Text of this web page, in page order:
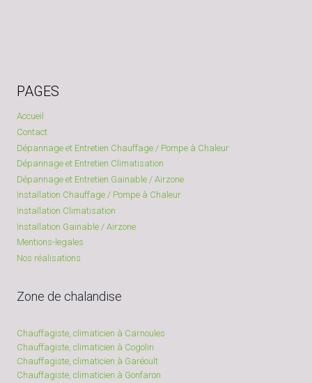
PAGES
Accueil
Contact
Dépannage et Entretien Chauffage / Pompe à Chaleur
Dépannage et Entretien Climatisation
Dépannage et Entretien Gainable / Airzone
Installation Chauffage / Pompe à Chaleur
Installation Climatisation
Installation Gainable / Airzone
Mentions-legales
Nos réalisations
Zone de chalandise
Chauffagiste, climaticien à Carnoules
Chauffagiste, climaticien à Cogolin
Chauffagiste, climaticien à Garéoult
Chauffagiste, climaticien à Gonfaron